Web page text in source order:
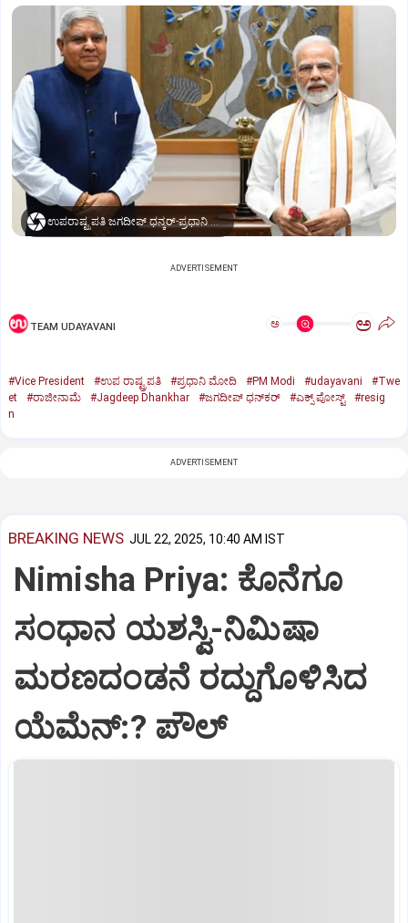
ಉಪರಾಷ್ಟ್ರಪತಿ ಜಗದೀಪ್‌ ಧನ್ಕರ್-ಪ್ರಧಾನಿ ಮೋದಿ
ADVERTISEMENT
TEAM UDAYAVANI ಅ ಅ
#Vice President #ಉಪ ರಾಷ್ಟ್ರಪತಿ #ಪ್ರಧಾನಿ ಮೋದಿ #PM Modi #udayavani
#Twe
et
#ರಾಜೀನಾಮೆ #Jagdeep Dhankhar #ಜಗದೀಪ್‌ ಧನ್‌ಕರ್‌ #ಎಕ್ಸ್‌ ಪೋಸ್ಟ್
#resig
n
ADVERTISEMENT
BREAKING NEWS JUL 22, 2025, 10:40 AM IST
Nimisha Priya: ಕೊನೆಗೂ
ಸಂಧಾನ ಯಶಸ್ವಿ-ನಿಮಿಷಾ
ಮರಣದಂಡನೆ ರದ್ದುಗೊಳಿಸಿದ
ಯೆಮೆನ್:? ಪೌಲ್